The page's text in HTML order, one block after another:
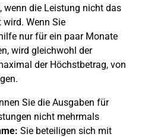
wenn die Leistung nicht das
Wenn Sie
nur für ein paar Monate
wird gleichwohl der
der Höchstbetrag, von
Sie die Ausgaben für
nicht mehrmals
Sie beteiligen sich mit